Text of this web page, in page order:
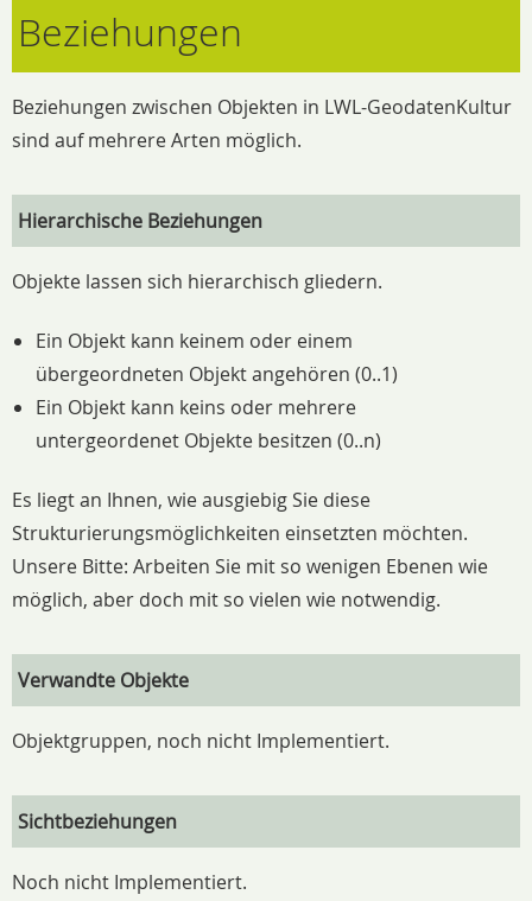
Beziehungen
Beziehungen zwischen Objekten in LWL-GeodatenKultur
sind auf mehrere Arten möglich.
Hierarchische Beziehungen
Objekte lassen sich hierarchisch gliedern.
Ein Objekt kann keinem oder einem
übergeordneten Objekt angehören (0..1)
Ein Objekt kann keins oder mehrere
untergeordenet Objekte besitzen (0..n)
Es liegt an Ihnen, wie ausgiebig Sie diese
Strukturierungsmöglichkeiten einsetzten möchten.
Unsere Bitte: Arbeiten Sie mit so wenigen Ebenen wie
möglich, aber doch mit so vielen wie notwendig.
Verwandte Objekte
Objektgruppen, noch nicht Implementiert.
Sichtbeziehungen
Noch nicht Implementiert.